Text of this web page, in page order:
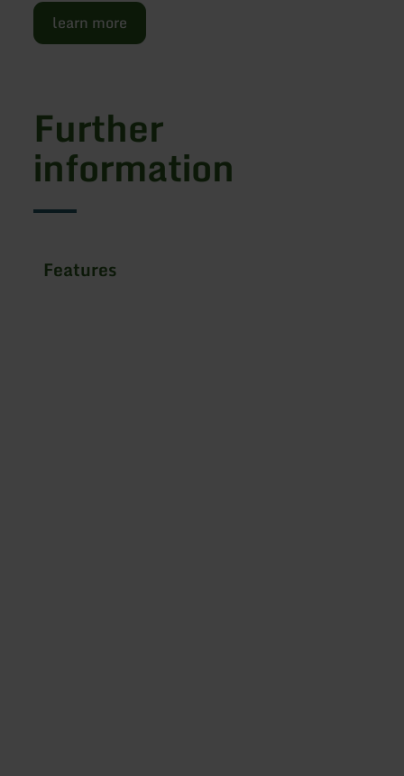
learn more
Further
information
Features